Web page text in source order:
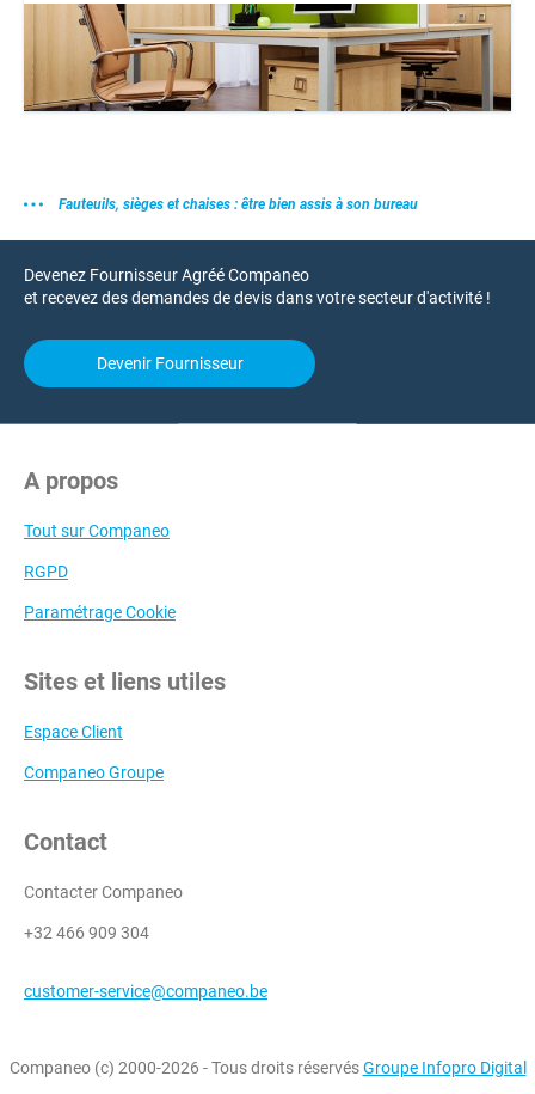
Fauteuils, sièges et chaises : être bien assis à son bureau
Devenez Fournisseur Agréé Companeo
et recevez des demandes de devis dans votre secteur d'activité !
Devenir Fournisseur
A propos
Tout sur Companeo
RGPD
Paramétrage Cookie
Sites et liens utiles
Espace Client
Companeo Groupe
Contact
Contacter Companeo
+32 466 909 304
customer-service@companeo.be
Companeo (c) 2000-2026 - Tous droits réservésGroupe Infopro Digital